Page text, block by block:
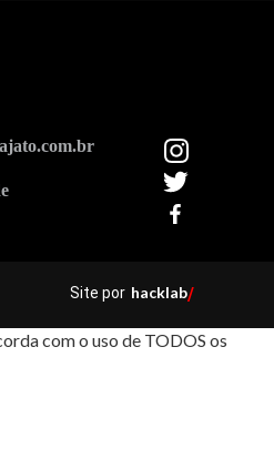
Site por hacklab/
com o uso de TODOS os